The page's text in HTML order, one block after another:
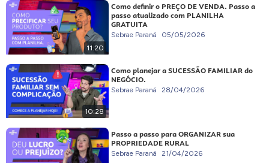
11:20
Como definir o PREÇO DE VENDA. Passo a
passo atualizado com PLANILHA
GRATUITA
Sebrae Paraná 05/05/2026
10:28
Como planejar a SUCESSÃO FAMILIAR do
NEGÓCIO.
Sebrae Paraná 28/04/2026
Passo a passo para ORGANIZAR sua
PROPRIEDADE RURAL
Sebrae Paraná 21/04/2026